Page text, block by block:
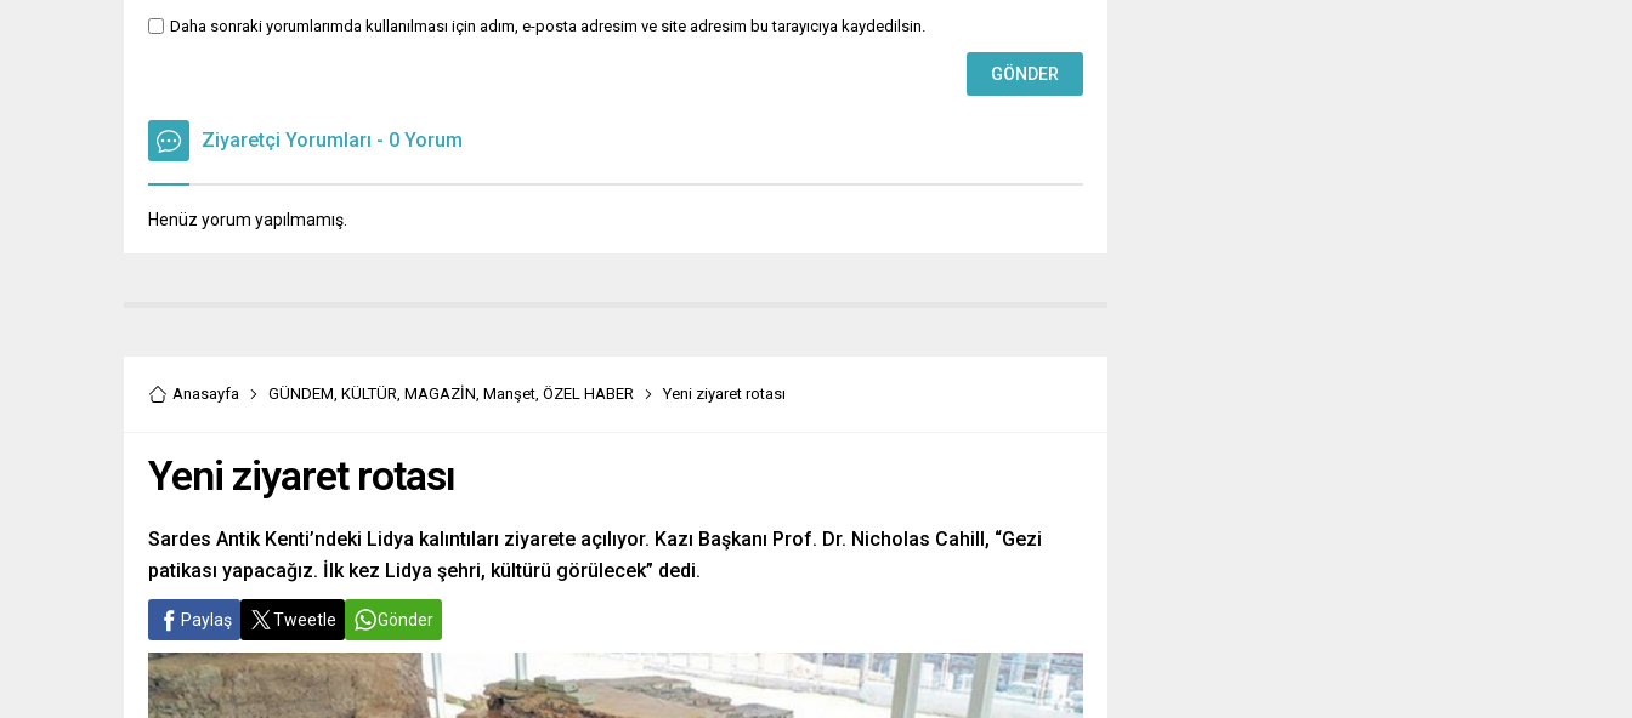
Daha sonraki yorumlarımda kullanılması için adım, e-posta adresim ve site adresim bu tarayıcıya kaydedilsin.
Ziyaretçi Yorumları - 0 Yorum
Henüz yorum yapılmamış.
Anasayfa GÜNDEM, KÜLTÜR, MAGAZİN, Manşet, ÖZEL HABER Yeni ziyaret rotası
Yeni ziyaret rotası
Sardes Antik Kenti’ndeki Lidya kalıntıları ziyarete açılıyor. Kazı Başkanı Prof. Dr. Nicholas Cahill, “Gezi
patikası yapacağız. İlk kez Lidya şehri, kültürü görülecek” dedi.
Paylaş Tweetle Gönder